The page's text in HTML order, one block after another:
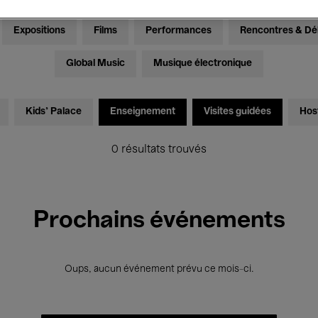
Expositions Films Performances Rencontres &
Global Music Musique électronique
Kids’ Palace Enseignement Visites guidées
0 résultats trouvés
Prochains événements
Oups, aucun événement prévu ce mois-ci.